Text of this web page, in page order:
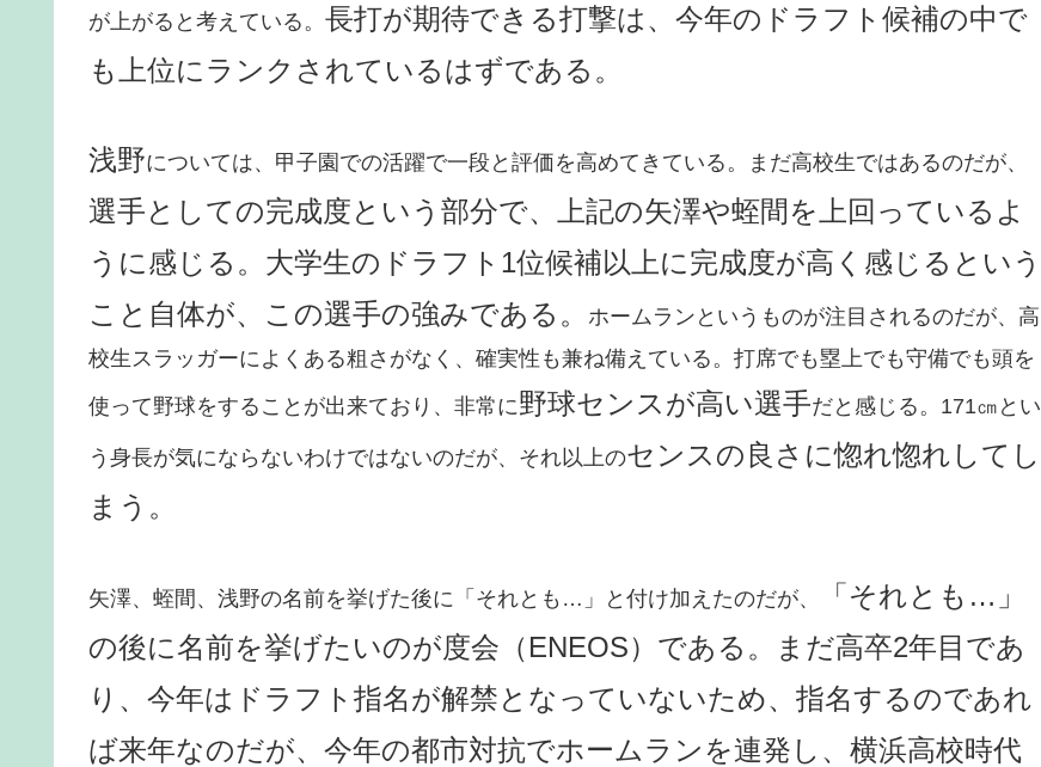
が上がると考えている。 長打が期待できる打撃は、今年のドラフト候補の中で
も上位にランクされているはずである。
浅野については、甲子園での活躍で一段と評価を高めてきている。まだ高校生ではあるのだが、
選手としての完成度という部分で、上記の矢澤や蛭間を上回っているよ
うに感じる。大学生のドラフト1位候補以上に完成度が高く感じるという
こと自体が、この選手の強みである。
ホームランというものが注目されるのだが、高
校生スラッガーによくある粗さがなく、確実性も兼ね備えている。打席でも塁上でも守備でも頭を
使って野球をすることが出来ており、非常に野球センスが高い選手だと感じる。171㎝とい
う身長が気にならないわけではないのだが、それ以上のセンスの良さに惚れ惚れしてし
まう。
矢澤、蛭間、浅野の名前を挙げた後に「それとも…」と付け加えたのだが、
「それとも…」
の後に名前を挙げたいのが度会（ENEOS）である。まだ高卒2年目であ
り、今年はドラフト指名が解禁となっていないため、指名するのであれ
ば来年なのだが、今年の都市対抗でホームランを連発し、横浜高校時代